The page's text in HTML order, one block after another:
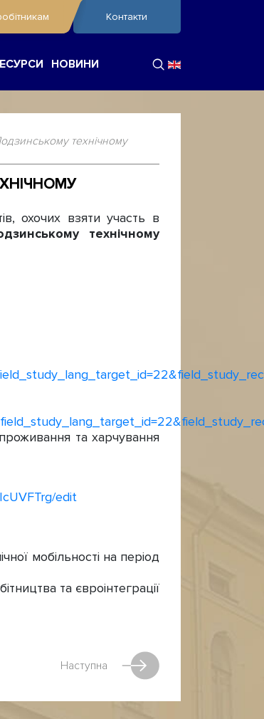
Контакти
НОВИНИ
технічному
охочих взяти участь в
технічному
та харчування
edit
мобільності на період
та євроінтеграції
Наступна